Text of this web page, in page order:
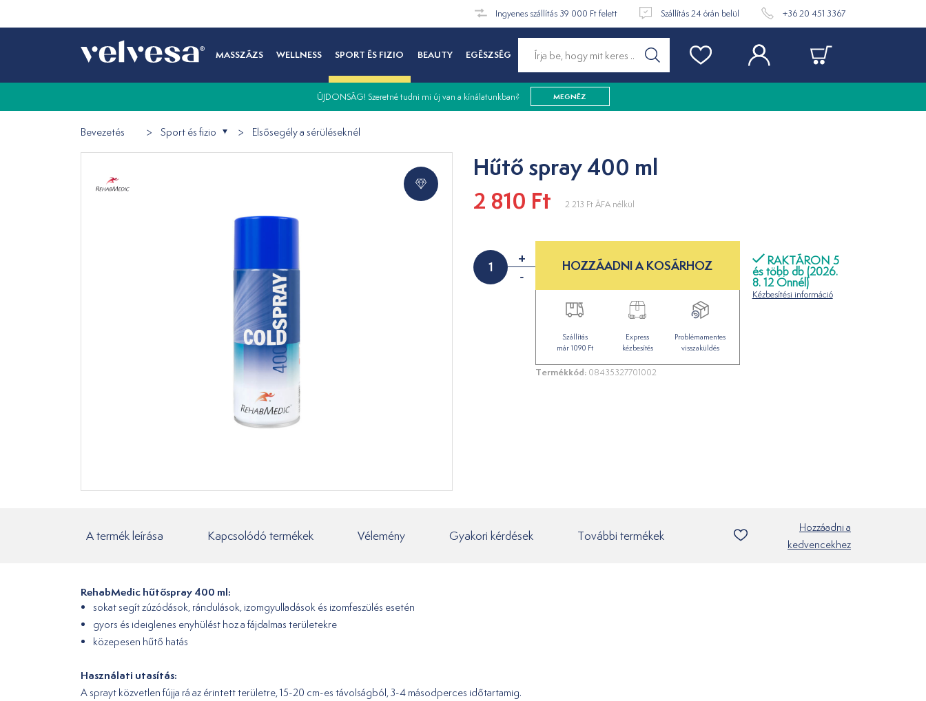
Ingyenes szállítás 39 000 Ft felett Szállítás 24 órán belül +36 20 451 3367
MASSZÁZS WELLNESS SPORT ÉS FIZIO BEAUTY EGÉSZSÉG
ÚJDONSÁG! Szeretné tudni mi új van a kínálatunkban? MEGNÉZ
Bevezetés Sport és fizio Elsősegély a sérüléseknél
Hűtő spray 400 ml
2 810 Ft
2 213 FtÁFA nélkül
+
-
RAKTÁRON 5
és több db (2026.
8. 12 Önnél)
Kézbesítési információ
HOZZÁADNI A KOSÁRHOZ
Szállítás
már 1090 Ft
Express
kézbesítés
Problémamentes
visszaküldés
Termékkód: 08435327701002
A termék leírása Kapcsolódó termékek Vélemény Gyakori kérdések További termékek
Hozzáadni a
kedvencekhez
RehabMedic hűtőspray 400 ml:
sokat segít zúzódások, rándulások, izomgyulladások és izomfeszülés esetén
gyors és ideiglenes enyhülést hoz a fájdalmas területekre
közepesen hűtő hatás
Használati utasítás:
A sprayt közvetlen fújja rá az érintett területre, 15-20 cm-es távolságból, 3-4 másodperces időtartamig.